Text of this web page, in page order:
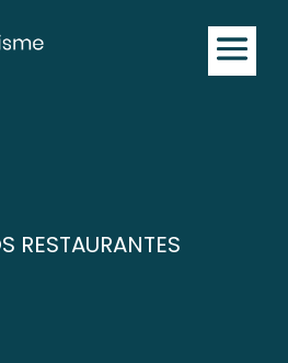
RESTAURANTES